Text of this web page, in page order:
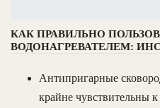
КАК ПРАВИЛЬНО
ВОДОНАГРЕВАТЕЛЕМ:
Антипригарные
крайне чувствительны